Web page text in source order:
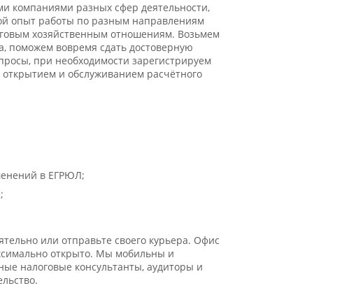
компаниями разных сфер деятельности,
опыт работы по разным направлениям
хозяйственным отношениям. Возьмем
поможем вовремя сдать достоверную
при необходимости зарегистрируем
и обслуживанием расчётного
в ЕГРЮЛ;
или отправьте своего курьера. Офис
открыто. Мы мобильны и
налоговые консультанты, аудиторы и